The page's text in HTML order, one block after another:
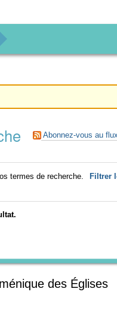
Abonnez-vous au
termes de recherche. Filtrer
des Églises